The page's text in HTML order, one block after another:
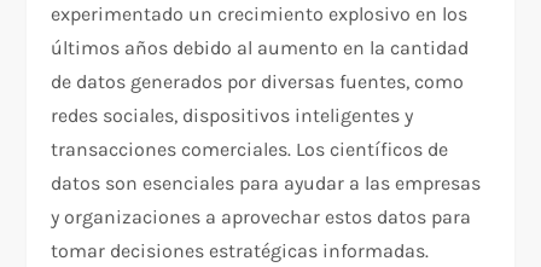
experimentado un crecimiento explosivo en los
últimos años debido al aumento en la cantidad
de datos generados por diversas fuentes, como
redes sociales, dispositivos inteligentes y
transacciones comerciales. Los científicos de
datos son esenciales para ayudar a las empresas
y organizaciones a aprovechar estos datos para
tomar decisiones estratégicas informadas.